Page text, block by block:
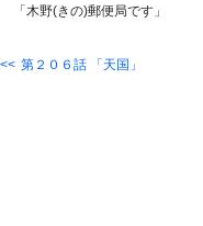
「木野(きの)郵便局です」
第２０６話 「天国」